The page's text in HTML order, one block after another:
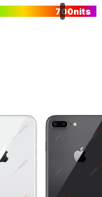
700nits